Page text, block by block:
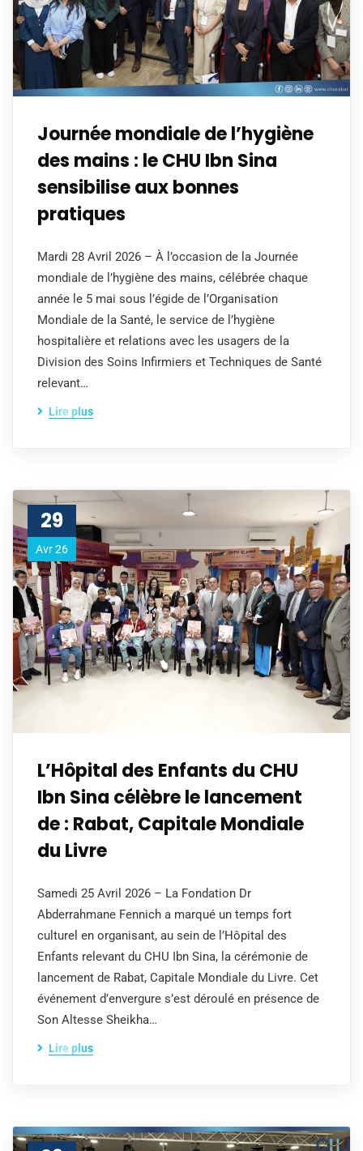
Journée mondiale de l’hygiène
des mains : le CHU Ibn Sina
sensibilise aux bonnes
pratiques
Mardi 28 Avril 2026 – À l’occasion de la Journée
mondiale de l’hygiène des mains, célébrée chaque
année le 5 mai sous l’égide de l’Organisation
Mondiale de la Santé, le service de l’hygiène
hospitalière et relations avec les usagers de la
Division des Soins Infirmiers et Techniques de Santé
relevant…
Lire plus
29
Avr 26
L’Hôpital des Enfants du CHU
Ibn Sina célèbre le lancement
de : Rabat, Capitale Mondiale
du Livre
Samedi 25 Avril 2026 – La Fondation Dr
Abderrahmane Fennich a marqué un temps fort
culturel en organisant, au sein de l’Hôpital des
Enfants relevant du CHU Ibn Sina, la cérémonie de
lancement de Rabat, Capitale Mondiale du Livre. Cet
événement d’envergure s’est déroulé en présence de
Son Altesse Sheikha…
Lire plus